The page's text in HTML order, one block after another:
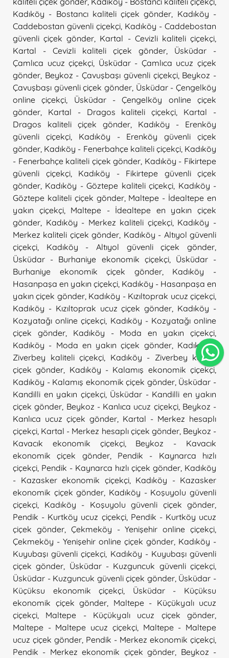
Kadıköy - Bostancı kaliteli çiçek gönder
Kadıköy -
Caddebostan güvenli çiçekçi Kadıköy - Caddebostan
güvenli çiçek gönder Kartal - Cevizli kaliteli çiçekçi
Kartal - Cevizli kaliteli çiçek gönder
Üsküdar -
Çamlıca ucuz çiçekçi Üsküdar - Çamlıca ucuz çiçek
gönder Beykoz - Çavuşbaşı güvenli çiçekçi, Beykoz -
Çavuşbaşı güvenli çiçek gönder Üsküdar - Çengelköy
online çiçekçi
Üsküdar - Çengelköy online çiçek
gönder
Kartal - Dragos kaliteli çiçekçi
Kartal -
Dragos kaliteli çiçek gönder
Kadıköy - Erenköy
güvenli çiçekçi, Kadıköy - Erenköy güvenli çiçek
gönder Kadıköy - Fenerbahçe kaliteli çiçekçi, Kadıköy
- Fenerbahçe kaliteli çiçek gönder Kadıköy - Fikirtepe
güvenli çiçekçi, Kadıköy - Fikirtepe güvenli çiçek
gönder Kadıköy - Göztepe kaliteli çiçekçi Kadıköy -
Göztepe kaliteli çiçek gönder, Maltepe - İdealtepe en
yakın çiçekçi, Maltepe - İdealtepe en yakın çiçek
gönder Kadıköy - Merkez kaliteli çiçekçi, Kadıköy -
Merkez kaliteli çiçek gönder Kadıköy - Altıyol güvenli
çiçekçi
Kadıköy - Altıyol güvenli çiçek gönder
Üsküdar - Burhaniye ekonomik çiçekçi, Üsküdar -
Burhaniye ekonomik çiçek gönder, Kadıköy -
Hasanpaşa en yakın çiçekçi Kadıköy - Hasanpaşa en
yakın çiçek gönder, Kadıköy - Kızıltoprak ucuz çiçekçi
Kadıköy - Kızıltoprak ucuz çiçek gönder Kadıköy -
Kozyatağı online çiçekçi Kadıköy - Kozyatağı online
çiçek gönder, Kadıköy - Moda en yakın çiçekçi
Kadıköy - Moda en yakın çiçek gönder, Kadıköy -
Ziverbey kaliteli çiçekçi
Kadıköy - Ziverbey kaliteli
çiçek gönder
Kadıköy - Kalamış ekonomik çiçekçi,
Kadıköy - Kalamış ekonomik çiçek gönder, Üsküdar -
Kandilli en yakın çiçekçi, Üsküdar - Kandilli en yakın
çiçek gönder Beykoz - Kanlıca ucuz çiçekçi, Beykoz -
Kanlıca ucuz çiçek gönder Kartal - Merkez hesaplı
çiçekçi Kartal - Merkez hesaplı çiçek gönder, Beykoz -
Kavacık ekonomik çiçekçi, Beykoz - Kavacık
ekonomik çiçek gönder, Pendik - Kaynarca hızlı
çiçekçi Pendik - Kaynarca hızlı çiçek gönder Kadıköy
- Kazasker ekonomik çiçekçi, Kadıköy - Kazasker
ekonomik çiçek gönder Kadıköy - Koşuyolu güvenli
çiçekçi
Kadıköy - Koşuyolu güvenli çiçek gönder
Pendik - Kurtköy ucuz çiçekçi, Pendik - Kurtköy ucuz
çiçek gönder, Çekmeköy - Yenişehir online çiçekçi
Çekmeköy - Yenişehir online çiçek gönder Kadıköy -
Kuyubaşı güvenli çiçekçi Kadıköy - Kuyubaşı güvenli
çiçek gönder
Üsküdar - Kuzguncuk güvenli çiçekçi
Üsküdar - Kuzguncuk güvenli çiçek gönder, Üsküdar -
Küçüksu ekonomik çiçekçi
Üsküdar - Küçüksu
ekonomik çiçek gönder
Maltepe - Küçükyalı ucuz
çiçekçi
Maltepe - Küçükyalı ucuz çiçek gönder
Maltepe - Maltepe ucuz çiçekçi, Maltepe - Maltepe
ucuz çiçek gönder Pendik - Merkez ekonomik çiçekçi
Pendik - Merkez ekonomik çiçek gönder
Beykoz -